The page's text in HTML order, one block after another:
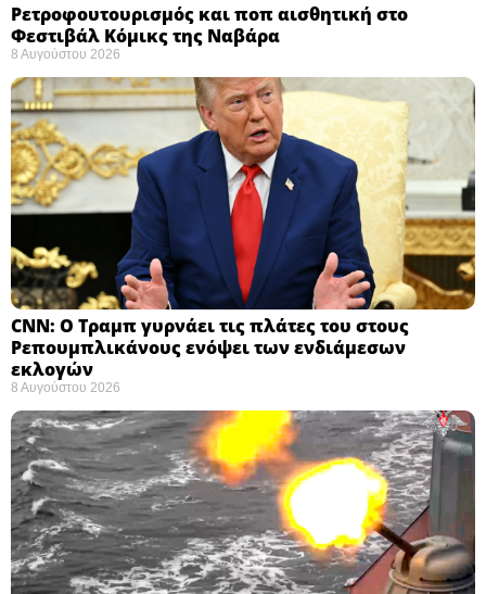
Ρετροφουτουρισμός και ποπ αισθητική στο
Φεστιβάλ Κόμικς της Ναβάρα ​
8 Αυγούστου 2026
CNN: Ο Τραμπ γυρνάει τις πλάτες του στους
Ρεπουμπλικάνους ενόψει των ενδιάμεσων
εκλογών ​
8 Αυγούστου 2026